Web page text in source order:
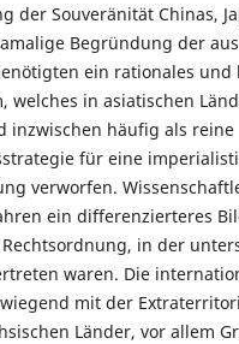
der Souveränität Chinas,
Begründung der
ein rationales und
welches in asiatischen
inzwischen häufig als reine
für eine
verworfen.
ein differenzierteres
in der
waren. Die
mit der
Länder, vor allem